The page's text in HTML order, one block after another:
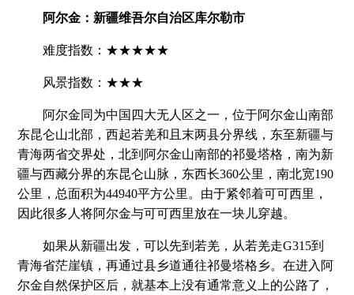
阿尔金：新疆维吾尔自治区库尔勒市
难度指数：★★★★★
风景指数：★★★
阿尔金同为中国四大无人区之一，位于阿尔金山南部
东昆仑山北部，西起若羌和且末两县分界线，东至新疆与
青海两省交界处，北到阿尔金山南部的祁曼塔格，南为新
疆与西藏分界的东昆仑山脉，东西长360公里，南北宽190
公里，总面积为44940平方公里。由于紧邻着可可西里，
因此很多人将阿尔金与可可西里放在一块儿穿越。
如果从新疆出发，可以先到若羌，从若羌走G315到
青海省茫崖镇，再通过县乡道通往祁曼塔格乡。在进入阿
尔金自然保护区后，就基本上没有通常意义上的公路了，